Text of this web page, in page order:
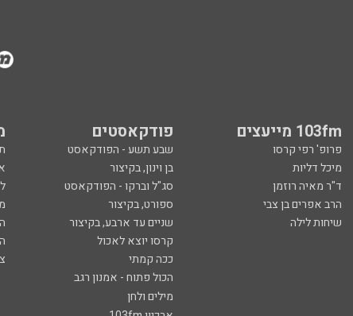
103fm מייעצים פודקאסטים
פרופ' רפי קרסו שבע תשע - הפודקאסט
מיכל דליות בן וינון, בקיצור
ד"ר מאיה רוזמן סג"ל וברקו - הפודקאסט
הרב אפרים בן צבי ספורט, בקיצור
שיחות לילה שניים עד ארבע, בקיצור
קרסו יוצא לאכול
ככה קמתי
הכול פתוח - אמנון רגב
מילים ולחן